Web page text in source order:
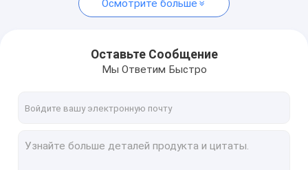
Сцепки для проволочных кабелей
Осмотрите больше
Оставьте Сообщение
Мы Ответим Быстро